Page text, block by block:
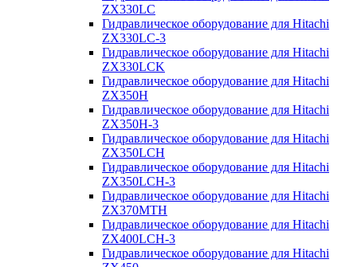
ZX330LC
Гидравлическое оборудование для Hitachi
ZX330LC-3
Гидравлическое оборудование для Hitachi
ZX330LCK
Гидравлическое оборудование для Hitachi
ZX350H
Гидравлическое оборудование для Hitachi
ZX350H-3
Гидравлическое оборудование для Hitachi
ZX350LCH
Гидравлическое оборудование для Hitachi
ZX350LCH-3
Гидравлическое оборудование для Hitachi
ZX370MTH
Гидравлическое оборудование для Hitachi
ZX400LCH-3
Гидравлическое оборудование для Hitachi